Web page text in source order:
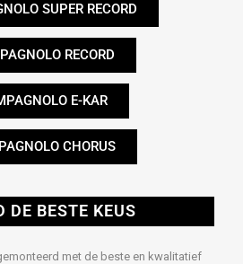
SUPER RECORD​
RECORD
E-KAR
CHORUS
DE BESTE KEUS
met de beste en kwalitatief